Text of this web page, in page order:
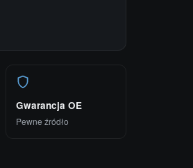
Gwarancja OE
Pewne źródło